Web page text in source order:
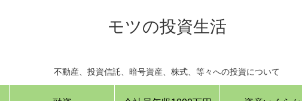
モツの投資生活
不動産、投資信託、暗号資産、株式、等々への投資について